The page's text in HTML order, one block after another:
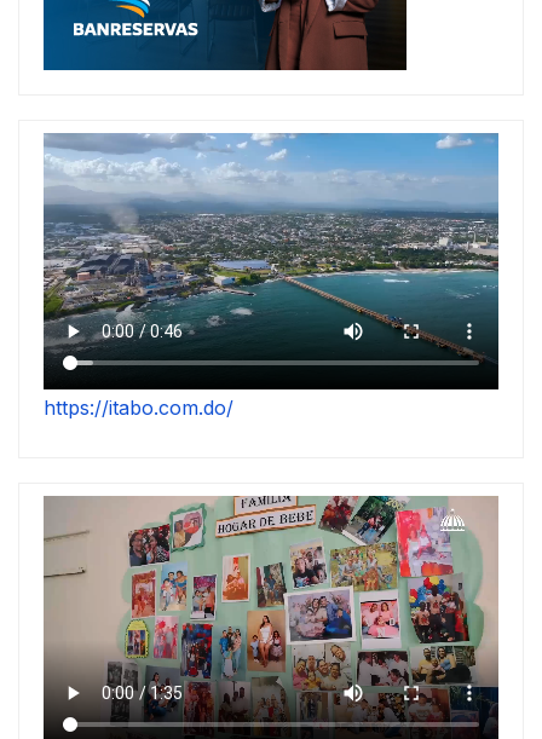
https://itabo.com.do/